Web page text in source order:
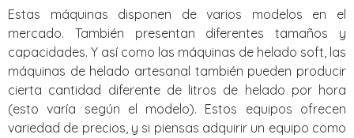
Estas máquinas disponen de varios modelos en el
mercado. También presentan diferentes tamaños y
capacidades. Y así como las máquinas de helado soft, las
máquinas de helado artesanal también pueden producir
cierta cantidad diferente de litros de helado por hora
(esto varía según el modelo). Estos equipos ofrecen
variedad de precios, y si piensas adquirir un equipo como